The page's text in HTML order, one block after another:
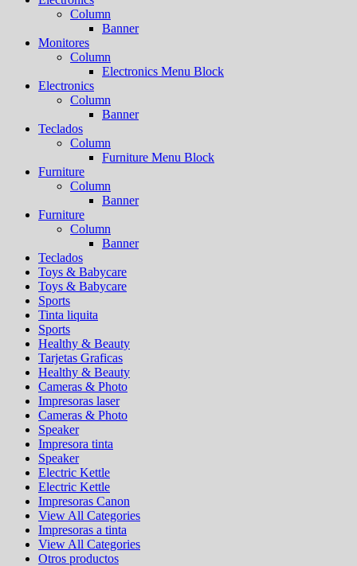
Column
Banner
Monitores
Column
Electronics Menu Block
Electronics
Column
Banner
Teclados
Column
Furniture Menu Block
Furniture
Column
Banner
Furniture
Column
Banner
Teclados
Toys & Babycare
Toys & Babycare
Sports
Tinta liquita
Sports
Healthy & Beauty
Tarjetas Graficas
Healthy & Beauty
Cameras & Photo
Impresoras laser
Cameras & Photo
Speaker
Impresora tinta
Speaker
Electric Kettle
Electric Kettle
Impresoras Canon
View All Categories
Impresoras a tinta
View All Categories
Otros productos